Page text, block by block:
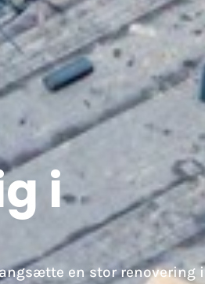
i
en stor renovering i